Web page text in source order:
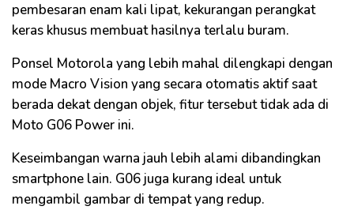
pembesaran enam kali lipat, kekurangan perangkat
keras khusus membuat hasilnya terlalu buram.
Ponsel Motorola yang lebih mahal dilengkapi dengan
mode Macro Vision yang secara otomatis aktif saat
berada dekat dengan objek, fitur tersebut tidak ada di
Moto G06 Power ini.
Keseimbangan warna jauh lebih alami dibandingkan
smartphone lain. G06 juga kurang ideal untuk
mengambil gambar di tempat yang redup.